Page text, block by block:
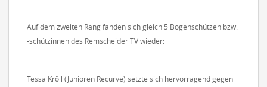
Auf dem zweiten Rang fanden sich gleich 5 Bogenschützen bzw.
-schützinnen des Remscheider TV wieder:
Tessa Kröll (Junioren Recurve) setzte sich hervorragend gegen